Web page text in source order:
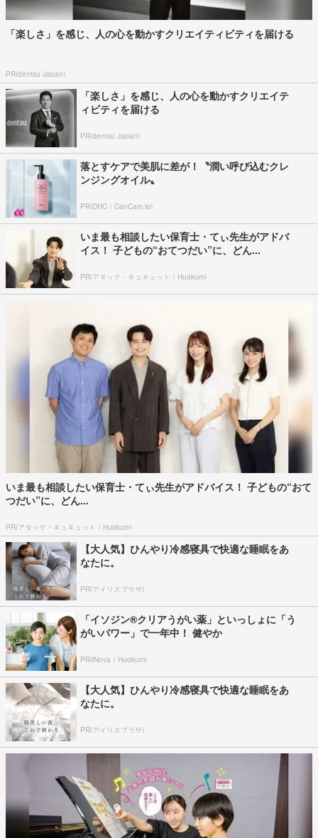
「楽しさ」を感じ、人の心を動かすクリエイティビティを届ける
PR(dentsu Japan)
「楽しさ」を感じ、人の心を動かすクリエイテ
ィビティを届ける
PR(dentsu Japan)
落とすケアで美肌に差が！〝潤い呼び込むクレ
ンジングオイル〟
PR(DHC｜CanCam.jp)
いま最も相談したい保育士・てぃ先生がアドバ
イス！ 子どもの“おてつだい”に、どん...
PR(アタック・キュキュット｜Hugkum)
いま最も相談したい保育士・てぃ先生がアドバイス！ 子どもの“おて
つだい”に、どん...
PR(アタック・キュキュット｜Hugkum)
【大人気】ひんやり冷感寝具で快適な睡眠をあ
なたに。
PR(アイリスプラザ)
「イソジン®クリアうがい薬」といっしょに「う
がいパワー」で一年中！ 健やか
PR(iNova｜Hugkum)
【大人気】ひんやり冷感寝具で快適な睡眠をあ
なたに。
PR(アイリスプラザ)